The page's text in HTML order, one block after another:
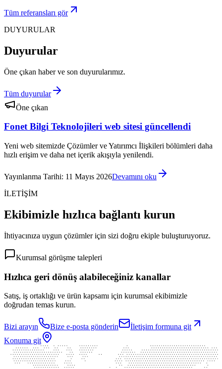
Tüm referansları gör
DUYURULAR
Duyurular
Öne çıkan haber ve son duyurularımız.
Tüm duyurular
Öne çıkan
Fonet Bilgi Teknolojileri web sitesi güncellendi
Yeni web sitemizde Çözümler ve Yatırımcı İlişkileri bölümleri daha
hızlı erişim ve daha net içerik akışıyla yenilendi.
Yayınlanma Tarihi: 11 Mayıs 2026Devamını oku
İLETİŞİM
Ekibimizle hızlıca bağlantı kurun
İhtiyacınıza uygun çözümler için sizi doğru ekiple buluşturuyoruz.
Kurumsal görüşme talepleri
Hızlıca geri dönüş alabileceğiniz kanallar
Satış, iş ortaklığı ve ürün kapsamı için kurumsal ekibimizle
doğrudan temas kurun.
Bizi arayın Bize e-posta gönderin
İletişim formuna git
Konuma git